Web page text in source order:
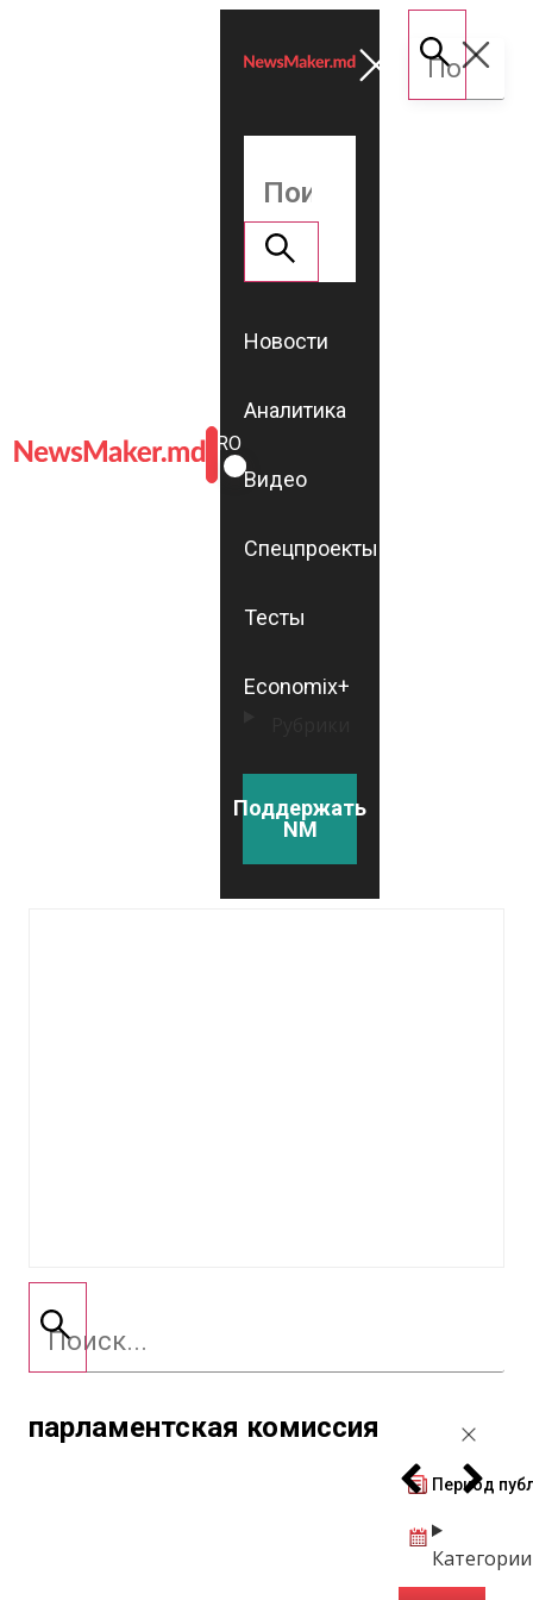
ROMÂNĂ
RU
Новости
Аналитика
Видео
Спецпроекты
Тесты
Economix+
Поддержать
NM
парламентская комиссия
Период